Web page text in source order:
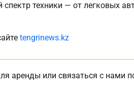
техники — от легковых
tengrinews.kz
аренды или связаться с нами